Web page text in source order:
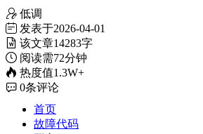
低调
发表于2026-04-01
该文章14283字
阅读需72分钟
热度值1.3W+
0条评论
首页
故障代码